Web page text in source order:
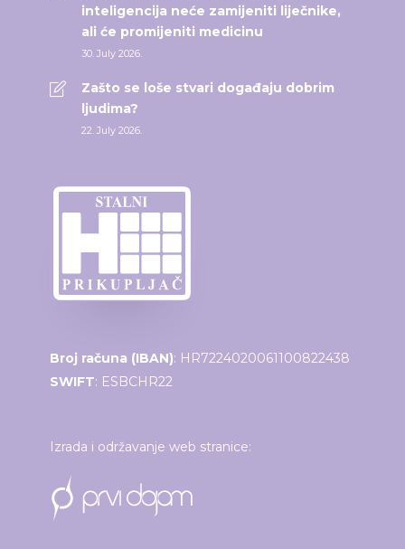
inteligencija neće zamijeniti liječnike,
ali će promijeniti medicinu
30. July 2026.
Zašto se loše stvari događaju dobrim
ljudima?
22. July 2026.
Broj računa (IBAN): HR7224020061100822438
SWIFT: ESBCHR22
Izrada i održavanje web stranice: